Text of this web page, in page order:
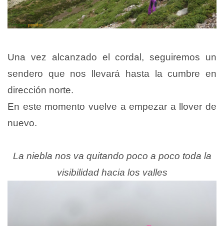
Una vez alcanzado el cordal, seguiremos un
sendero que nos llevará hasta la cumbre en
dirección norte.
En este momento vuelve a empezar a llover de
nuevo.
La niebla nos va quitando poco a poco toda la
visibilidad hacia los valles